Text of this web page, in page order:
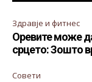
Здравје и фитнес
Оревите може
срцето: Зошто
Совети